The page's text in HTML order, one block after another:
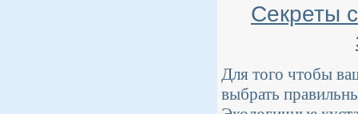
Секреты
Для того чтобы
выбрать